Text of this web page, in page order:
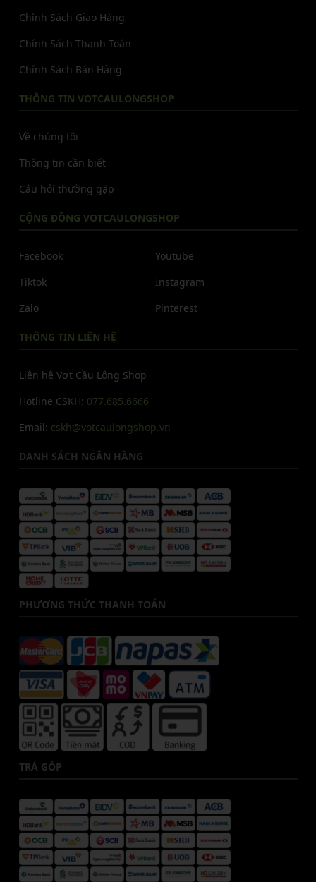
Chính Sách Giao Hàng
Chính Sách Thanh Toán
Chính Sách Bán Hàng
THÔNG TIN VOTCAULONGSHOP
Về chúng tôi
Thông tin cần biết
Câu hỏi thường gặp
CỘNG ĐỒNG VOTCAULONGSHOP
Facebook
Tiktok
Zalo
Youtube
Instagram
Pinterest
THÔNG TIN LIÊN HỆ
Liên hệ Vợt Cầu Lông Shop
Hotline CSKH: 077.685.6666
Email: cskh@votcaulongshop.vn
DANH SÁCH NGÂN HÀNG
PHƯƠNG THỨC THANH TOÁN
TRẢ GÓP